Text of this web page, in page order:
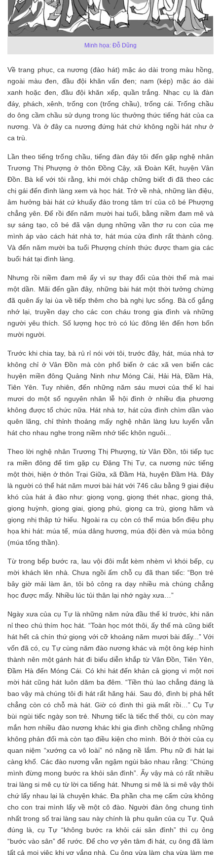
Minh họa: Đỗ Dũng
Về trang phục, ca nương (đào hát) mặc áo dài trong màu hồng,
ngoài màu đen, đầu đội khăn vấn đen; nam (kép) mặc áo dài
xanh hoặc đen, đầu đội khăn xếp, quần trắng. Nhạc cụ là đàn
đáy, phách, xênh, trống con (trống chầu), trống cái. Trống chầu
do ông cầm chầu sử dụng trong lúc thưởng thức tiếng hát của ca
nương. Và ở đây ca nương đứng hát chứ không ngồi hát như ở
ca trù.
Lần theo tiếng trống chầu, tiếng đàn đáy tôi đến gặp nghệ nhân
Trương Thị Phượng ở thôn Đồng Cậy, xã Đoàn Kết, huyện Vân
Đồn. Bà kể với tôi rằng, khi mới chập chững biết đi đã theo các
chị gái đến đình làng xem và học hát. Trở về nhà, những làn điệu,
âm hưởng bài hát cứ khuấy đảo trong tâm trí của cô bé Phượng
chẳng yên. Để rồi đến năm mười hai tuổi, bằng niềm đam mê và
sự sáng tạo, cô bé đã vận dụng những vần thơ ru con của mẹ
mình áp vào cách hát nhà tơ, hát múa cửa đình rất thành công.
Và đến năm mười ba tuổi Phượng chính thức được tham gia các
buổi hát tại đình làng.
Nhưng rồi niềm đam mê ấy vì sự thay đổi của thời thế mà mai
một dần. Mãi đến gần đây, những bài hát một thời tưởng chừng
đã quên ấy lại ùa về tiếp thêm cho bà nghị lực sống. Bà cố gắng
nhớ lại, truyền dạy cho các con cháu trong gia đình và những
người yêu thích. Số lượng học trò có lúc đông lên đến hơn bốn
mười người.
Trước khi chia tay, bà rủ rỉ nói với tôi, trước đây, hát, múa nhà tơ
không chỉ ở Vân Đồn mà còn phổ biến ở các xã ven biển các
huyện miền đông Quảng Ninh như Móng Cái, Hải Hà, Đầm Hà,
Tiên Yên. Tuy nhiên, đến những năm sáu mươi của thế kỉ hai
mươi do một số nguyên nhân lễ hội đình ở nhiều địa phương
không được tổ chức nữa. Hát nhà tơ, hát cửa đình chìm dần vào
quên lãng, chỉ thỉnh thoảng mấy nghệ nhân làng lưu luyến vẫn
hát cho nhau nghe trong niềm nhớ tiếc khôn nguôi...
Theo lời nghệ nhân Trương Thị Phượng, từ Vân Đồn, tôi tiếp tục
ra miền đông để tìm gặp cụ Đặng Thị Tự, ca nương nức tiếng
một thời, hiện ở thôn Trại Giữa, xã Đầm Hà, huyện Đầm Hà. Đây
là người có thể hát năm mươi bài hát với 746 câu bằng 9 giai điệu
khó của hát ả đào như: giọng vọng, giọng thét nhạc, giọng thả,
giọng huỳnh, giọng giai, giọng phú, giọng ca trù, giọng hãm và
giọng nhị thập tứ hiếu. Ngoài ra cụ còn có thể múa bốn điệu phụ
họa khi hát: múa tế, múa dâng hương, múa đội đèn và múa bông
(múa tống thần).
Từ trong bếp bước ra, lau vội đôi mắt kèm nhèm vì khói bếp, cụ
mời khách lên nhà. Chưa ngồi ấm chỗ cụ đã than tiếc: “Bọn trẻ
bây giờ mải làm ăn, tôi bỏ công ra dạy nhiều mà chúng chẳng
học được mấy. Nhiều lúc tủi thân lại nhớ ngày xưa…”
Ngày xưa của cụ Tự là những năm nửa đầu thế kỉ trước, khi năn
nỉ theo chú thím học hát. “Toàn học mót thôi, ấy thế mà cũng biết
hát hết cả chín thứ giọng với cỡ khoảng năm mươi bài đấy...” Với
vốn đã có, cụ Tự cùng năm đào nương khác và một ông kép hình
thành nên một gánh hát đi biểu diễn khắp từ Vân Đồn, Tiên Yên,
Đầm Hà đến Móng Cái. Có khi hát đến khản cả giọng vì một nơi
mời hát cũng hát luôn dăm ba đêm. “Tiền thù lao chẳng đáng là
bao vậy mà chúng tôi đi hát rất hăng hái. Sau đó, đình bị phá hết
chẳng còn có chỗ mà hát. Giờ có đình thì già mất rồi…” Cụ Tự
bùi ngùi tiếc ngày son trẻ. Nhưng tiếc là tiếc thế thôi, cụ còn may
mắn hơn nhiều đào nương khác khi gia đình chồng chẳng những
không phản đối mà còn tạo điều kiện cho mình. Bởi ở thời của cụ
quan niệm “xướng ca vô loài” nó nặng nề lắm. Phụ nữ đi hát lại
càng khổ. Các đào nương vẫn ngậm ngùi bảo nhau rằng: “Chúng
mình đừng mong bước ra khỏi sân đình”. Ấy vậy mà có rất nhiều
trai làng si mê cụ từ lời ca tiếng hát. Nhưng si mê là si mê vậy thôi
chứ lấy nhau lại là chuyện khác. Đa phần cha mẹ cấm cửa không
cho con trai mình lấy về một cô đào. Người đàn ông chung tình
nhất trong số trai làng sau này chính là phu quân của cụ Tự. Quả
đúng là, cụ Tự “không bước ra khỏi cái sân đình” thì cụ ông
“bước vào sân” để rước. Để cho vợ yên tâm đi hát, cụ ông đã làm
tất cả mọi việc khi vợ vắng nhà. Cụ ông vừa làm cha vừa làm mẹ